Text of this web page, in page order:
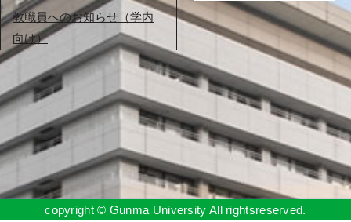
教職員へのお知らせ（学内
向け）
copyright © Gunma University All rightsreserved.